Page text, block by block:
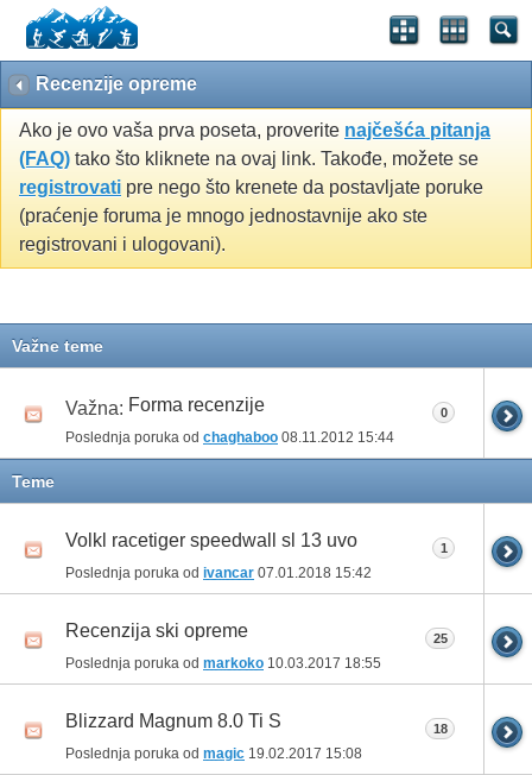
Recenzije opreme
Ako je ovo vaša prva poseta, proverite najčešća pitanja
(FAQ) tako što kliknete na ovaj link. Takođe, možete se
registrovati pre nego što krenete da postavljate poruke
(praćenje foruma je mnogo jednostavnije ako ste
registrovani i ulogovani).
Važne teme
Važna: Forma recenzije
Poslednja poruka od chaghaboo 08.11.2012 15:44
0
Teme
Volkl racetiger speedwall sl 13 uvo
Poslednja poruka od ivancar 07.01.2018 15:42
1
Recenzija ski opreme
Poslednja poruka od markoko 10.03.2017 18:55
25
Blizzard Magnum 8.0 Ti S
Poslednja poruka od magic 19.02.2017 15:08
18